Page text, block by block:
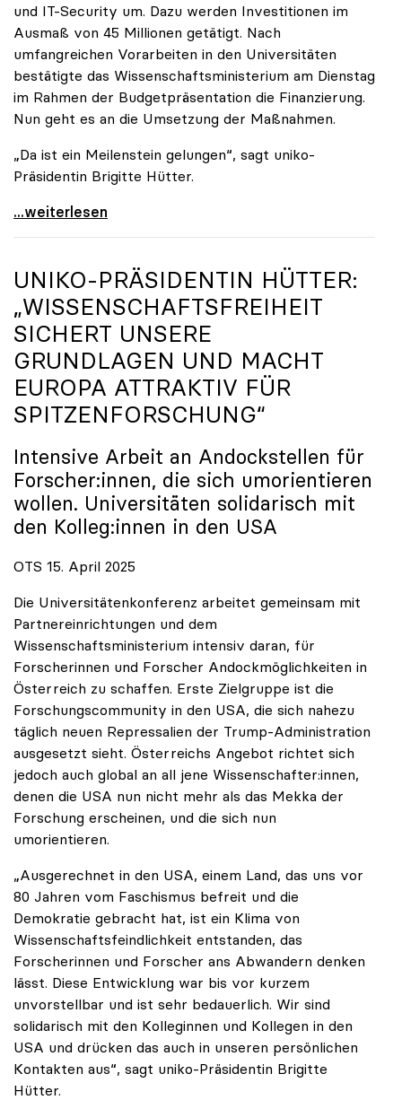
und IT-Security um. Dazu werden Investitionen im
Ausmaß von 45 Millionen getätigt. Nach
umfangreichen Vorarbeiten in den Universitäten
bestätigte das Wissenschaftsministerium am Dienstag
im Rahmen der Budgetpräsentation die Finanzierung.
Nun geht es an die Umsetzung der Maßnahmen.
„Da ist ein Meilenstein gelungen“, sagt uniko-
Präsidentin Brigitte Hütter.
Universitäten wappnen sich gegen zunehmende Gefahr
...weiterlesen
UNIKO-PRÄSIDENTIN HÜTTER:
„WISSENSCHAFTSFREIHEIT
SICHERT UNSERE
GRUNDLAGEN UND MACHT
EUROPA ATTRAKTIV FÜR
SPITZENFORSCHUNG“
Intensive Arbeit an Andockstellen für
Forscher:innen, die sich umorientieren
wollen. Universitäten solidarisch mit
den Kolleg:innen in den USA
OTS 15. April 2025
Die Universitätenkonferenz arbeitet gemeinsam mit
Partnereinrichtungen und dem
Wissenschaftsministerium intensiv daran, für
Forscherinnen und Forscher Andockmöglichkeiten in
Österreich zu schaffen. Erste Zielgruppe ist die
Forschungscommunity in den USA, die sich nahezu
täglich neuen Repressalien der Trump-Administration
ausgesetzt sieht. Österreichs Angebot richtet sich
jedoch auch global an all jene Wissenschafter:innen,
denen die USA nun nicht mehr als das Mekka der
Forschung erscheinen, und die sich nun
umorientieren.
„Ausgerechnet in den USA, einem Land, das uns vor
80 Jahren vom Faschismus befreit und die
Demokratie gebracht hat, ist ein Klima von
Wissenschaftsfeindlichkeit entstanden, das
Forscherinnen und Forscher ans Abwandern denken
lässt. Diese Entwicklung war bis vor kurzem
unvorstellbar und ist sehr bedauerlich. Wir sind
solidarisch mit den Kolleginnen und Kollegen in den
USA und drücken das auch in unseren persönlichen
Kontakten aus“, sagt uniko-Präsidentin Brigitte
Hütter.